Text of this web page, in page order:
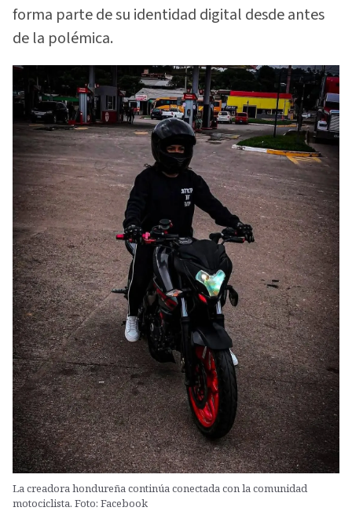
forma parte de su identidad digital desde antes
de la polémica.
La creadora hondureña continúa conectada con la comunidad
motociclista. Foto: Facebook